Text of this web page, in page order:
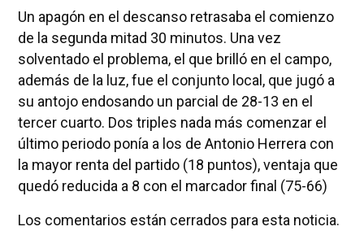
Un apagón en el descanso retrasaba el comienzo
de la segunda mitad 30 minutos. Una vez
solventado el problema, el que brilló en el campo,
además de la luz, fue el conjunto local, que jugó a
su antojo endosando un parcial de 28-13 en el
tercer cuarto. Dos triples nada más comenzar el
último periodo ponía a los de Antonio Herrera con
la mayor renta del partido (18 puntos), ventaja que
quedó reducida a 8 con el marcador final (75-66)
Los comentarios están cerrados para esta noticia.